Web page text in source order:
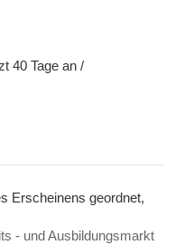
40 Tage an /
Erscheinens geordnet,
- und Ausbildungsmarkt